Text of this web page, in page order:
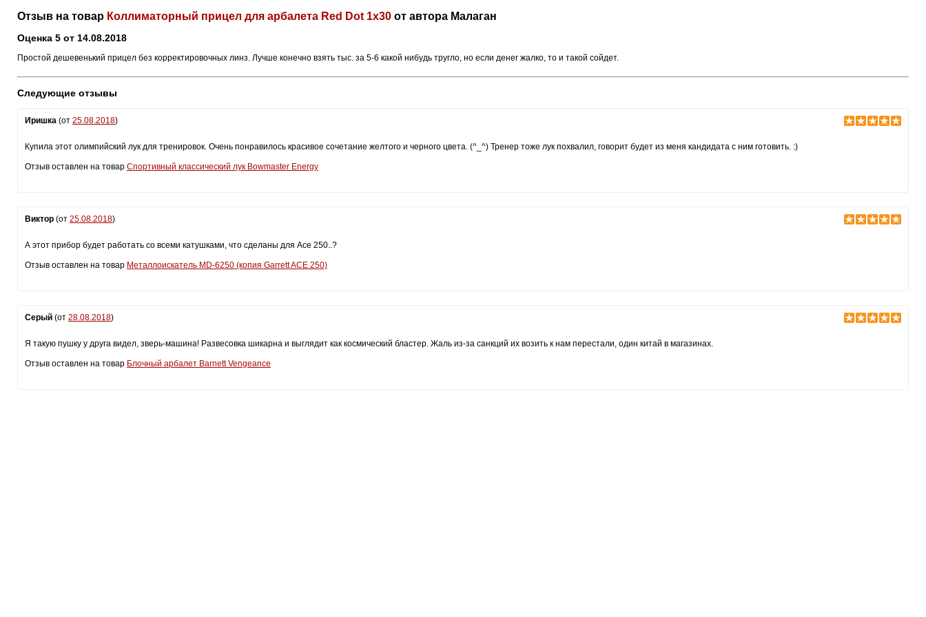
Отзыв на товар Коллиматорный прицел для арбалета Red Dot 1x30 от автора Малаган
Оценка 5 от 14.08.2018
Простой дешевенький прицел без корректировочных линз. Лучше конечно взять тыс. за 5-6 какой нибудь тругло, но если денег жалко, то и такой сойдет.
Следующие отзывы
Иришка (от 25.08.2018)
Купила этот олимпийский лук для тренировок. Очень понравилось красивое сочетание желтого и черного цвета. (^_^) Тренер тоже лук похвалил, говорит будет из меня кандидата с ним готовить. :)
Отзыв оставлен на товар Спортивный классический лук Bowmaster Energy
Виктор (от 25.08.2018)
А этот прибор будет работать со всеми катушками, что сделаны для Асе 250..?
Отзыв оставлен на товар Металлоискатель MD-6250 (копия Garrett ACE 250)
Серый (от 28.08.2018)
Я такую пушку у друга видел, зверь-машина! Развесовка шикарна и выглядит как космический бластер. Жаль из-за санкций их возить к нам перестали, один китай в магазинах.
Отзыв оставлен на товар Блочный арбалет Barnett Vengeance